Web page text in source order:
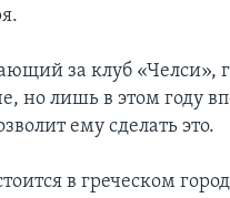
за клуб «Челси»,
но лишь в этом году
ему сделать это.
в греческом